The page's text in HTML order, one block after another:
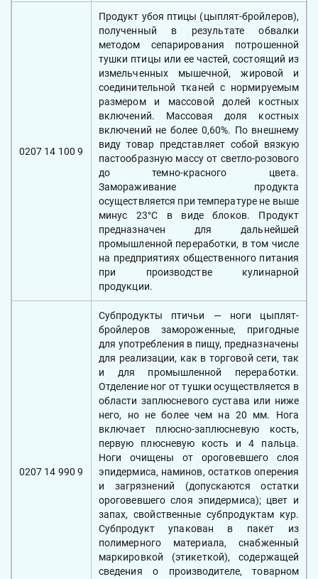
0207 14 100 9
Продукт убоя птицы (цыплят-бройлеров),
полученный в результате обвалки
методом сепарирования потрошенной
тушки птицы или ее частей, состоящий из
измельченных мышечной, жировой и
соединительной тканей с нормируемым
размером и массовой долей костных
включений. Массовая доля костных
включений не более 0,60%. По внешнему
виду товар представляет собой вязкую
пастообразную массу от светло-розового
до темно-красного цвета.
Замораживание продукта
осуществляется при температуре не выше
минус 23°С в виде блоков. Продукт
предназначен для дальнейшей
промышленной переработки, в том числе
на предприятиях общественного питания
при производстве кулинарной
продукции.
0207 14 990 9
Субпродукты птичьи — ноги цыплят-
бройлеров замороженные, пригодные
для употребления в пищу, предназначены
для реализации, как в торговой сети, так
и для промышленной переработки.
Отделение ног от тушки осуществляется в
области заплюсневого сустава или ниже
него, но не более чем на 20 мм. Нога
включает плюсно-заплюсневую кость,
первую плюсневую кость и 4 пальца.
Ноги очищены от ороговевшего слоя
эпидермиса, наминов, остатков оперения
и загрязнений (допускаются остатки
ороговевшего слоя эпидермиса); цвет и
запах, свойственные субпродуктам кур.
Субпродукт упакован в пакет из
полимерного материала, снабженный
маркировкой (этикеткой), содержащей
сведения о производителе, товарном